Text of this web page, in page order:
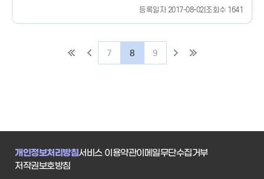
등록일자 2017-08-02| 조회수 1641
7 8 9
개인정보처리방침서비스 이용약관이메일무단수집거부
저작권보호방침